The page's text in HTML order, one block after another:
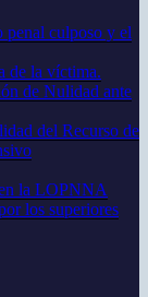
penal culposo y el
de la víctima.
de Nulidad ante
del Recurso de
la LOPNNA
los superiores